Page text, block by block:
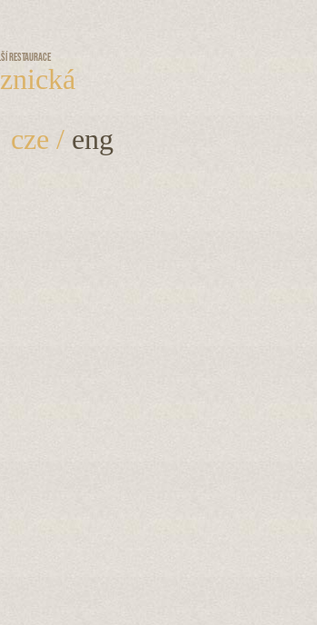
restaurace
cze / eng